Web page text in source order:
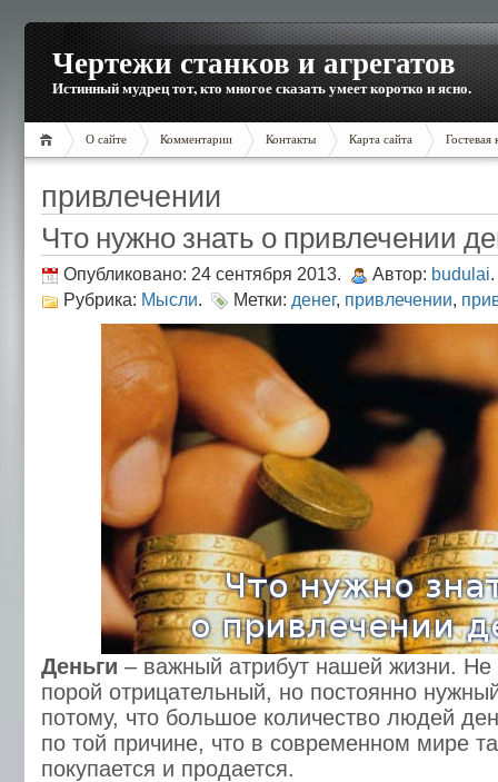
Чертежи станков и агрегатов
Истинный мудрец тот, кто многое сказать умеет коротко и ясно.
О сайте Комментарии Контакты Карта сайта Гостевая
привлечении
Что нужно знать о привлечении
Опубликовано: 24 сентября 2013. Автор: budulai.
Рубрика: Мысли. Метки: денег, привлечении,
Деньги – важный атрибут нашей жизни. Не
порой отрицательный, но постоянно
потому, что большое количество людей
по той причине, что в современном мире
покупается и продается.